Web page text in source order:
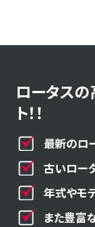
ロータス
ト！！
最新のロ
古いロー
年式やモ
また豊富